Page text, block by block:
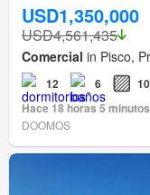
USD1,350,000
USD4,561,435
Comercial in Pisco,
12 6
Hace 18 horas 5 minutos
DOOMOS